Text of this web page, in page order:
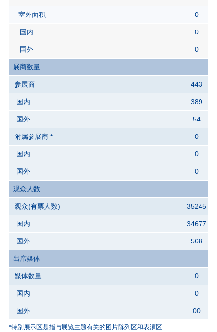
室外面积
国内
国外
展商数量
参展商
国内
国外
附属参展商 *
国内
国外
观众人数
观众(有票人数)
国内
国外
出席媒体
媒体数量
国内
国外
0
0
0
443
389
54
0
0
0
35245
34677
568
0
0
00
*特别展示区是指与展览主题有关的图片陈列区和表演区